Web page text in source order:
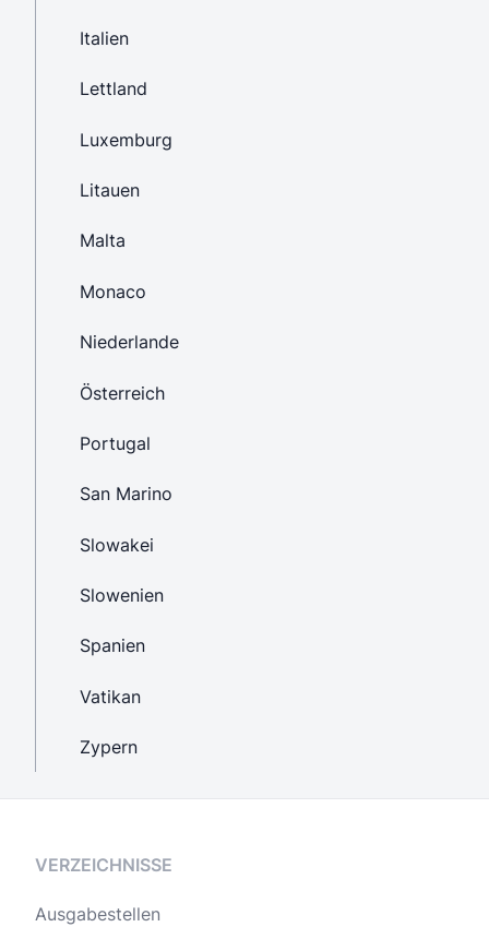
Italien
Lettland
Luxemburg
Litauen
Malta
Monaco
Niederlande
Österreich
Portugal
San Marino
Slowakei
Slowenien
Spanien
Vatikan
Zypern
VERZEICHNISSE
Ausgabestellen